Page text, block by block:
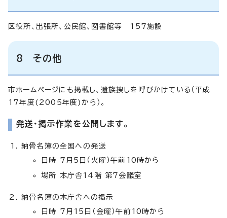
区役所、出張所、公民館、図書館等 157施設
8 その他
市ホームページにも掲載し、遺族捜しを呼びかけている（平成
17年度(2005年度)から）。
発送・掲示作業を公開します。
納骨名簿の全国への発送
日時 7月5日（火曜）午前10時から
場所 本庁舎14階 第7会議室
納骨名簿の本庁舎への掲示
日時 7月15日（金曜）午前10時から